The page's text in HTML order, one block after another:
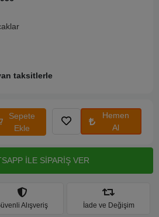
taksitlerle
Sepete
Ekle
Hemen
Al
İLE SİPARİŞ VER
Alışveriş İade ve Değişim